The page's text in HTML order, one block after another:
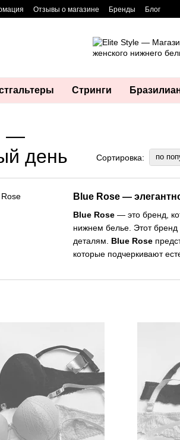
Отзывы о магазине Бренды Блог
Стринги
—
день
Сортировка: по
Blue Rose —
Blue Rose — это бренд,
нижнем белье. Этот
деталям. Blue Rose
которые подчеркивают
В интернет-магазине
можете приобрести как
декоративными
подчеркнуть ваши формы и
Мы предоставляем
подобрать бельё по
сеткаBlue Rose